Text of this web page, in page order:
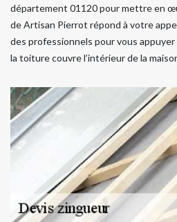
département 01120 pour mettre en
de Artisan Pierrot répond à votre
des professionnels pour vous
la toiture couvre l’intérieur de la